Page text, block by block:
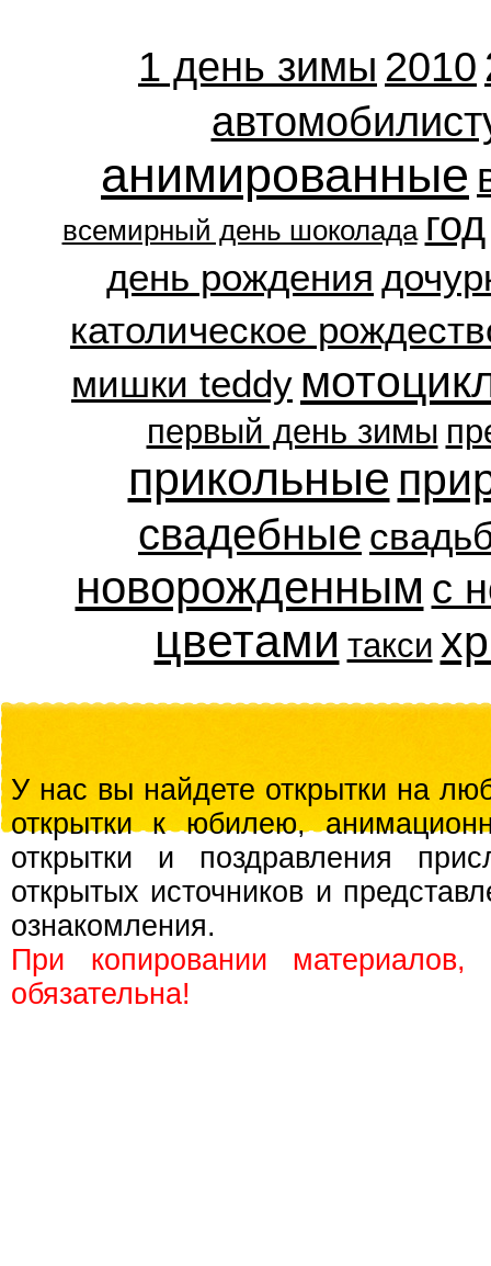
1 день зимы 2010
анимированные
всемирный день шоколада год
день рождения
католическое
мишки teddy
первый день зимы
прикольные
свадебные
новорожденным с
цветами такси
У нас вы найдете открытки на
открытки к юбилею,
открытки и поздравления
открытых источников и
ознакомления.
При копировании
обязательна!